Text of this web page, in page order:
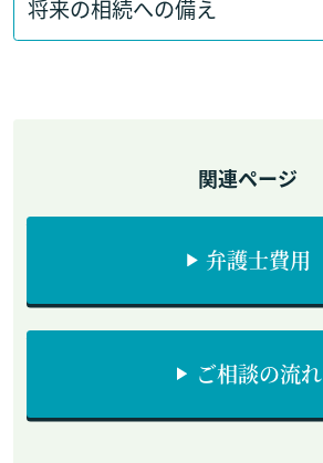
関連ページ
弁護士費用
ご相談の流れ